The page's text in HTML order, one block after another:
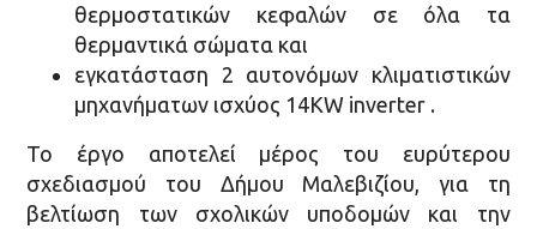
θερμοστατικών κεφαλών σε όλα τα
θερμαντικά σώματα και
εγκατάσταση 2 αυτονόμων κλιματιστικών
μηχανήματων ισχύος 14KW inverter .
Το έργο αποτελεί μέρος του ευρύτερου
σχεδιασμού του Δήμου Μαλεβιζίου, για τη
βελτίωση των σχολικών υποδομών και την